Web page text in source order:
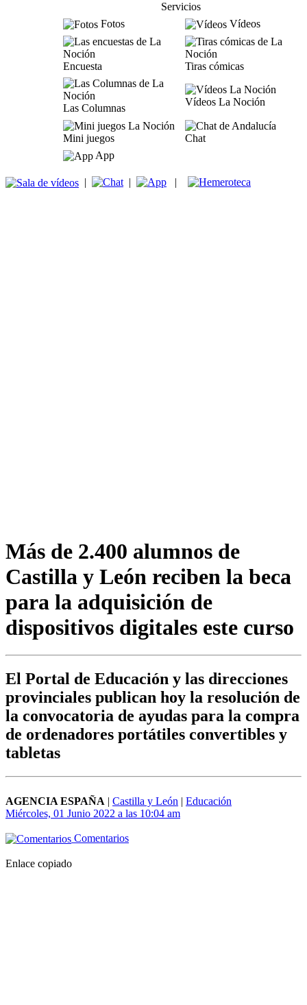
Servicios
Fotos
Vídeos
Encuesta Tiras cómicas
Las Columnas
Vídeos La Noción
Mini juegos
Chat
App
| | |
Más de 2.400 alumnos de
Castilla y León reciben la beca
para la adquisición de
dispositivos digitales este curso
El Portal de Educación y las direcciones
provinciales publican hoy la resolución de
la convocatoria de ayudas para la compra
de ordenadores portátiles convertibles y
tabletas
AGENCIA ESPAÑA | Castilla y León | Educación
Miércoles, 01 Junio 2022 a las 10:04 am
Comentarios
Enlace copiado